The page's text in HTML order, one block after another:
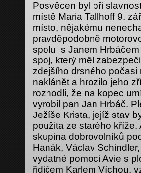
Posvěcen byl při
místě Maria Tallhoff 9.
místo, nějakému
pravděpodobně
spolu s Janem
spoj, který měl
zdejšího drsného
naklánět a hrozilo jeho
rozhodli, že na kopec
vyrobil pan Jan Hrbáč.
Ježíše Krista, jejíž stav
použita ze starého
skupina dobrovolníků
Hanák, Václav
vydatné pomoci Avie s
řidičem Karlem Víchou,